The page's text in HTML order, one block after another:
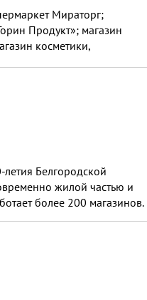
Мираторг;
Продукт»; магазин
косметики,
price» (все по одной
одежды, парфюмерии,
Белгородской
жилой частью и
более 200 магазинов.